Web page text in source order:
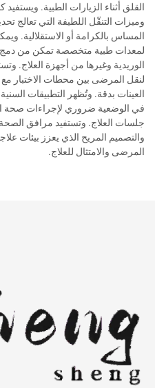
القلق أثناء الزيارات الطبية.
وميزات التنقّل اللطيفة التي تعالج
المساس بالكرامة أو الاستقلالية.
لمعدات طبية متخصصة تمكن من دمج
الوريدية وغيرها من أجهزة العلاج.
لنقل المرضى بين محطات الاختبار
العينات بدقة. وتُظهر التطبيقات
في الوضعية ضروري لإجراءات صحة
جلسات العلاج. وتستفيد مرافق
والتصميم المريح الذي يعزز بيئات
المرضى والامتثال للعلاج.